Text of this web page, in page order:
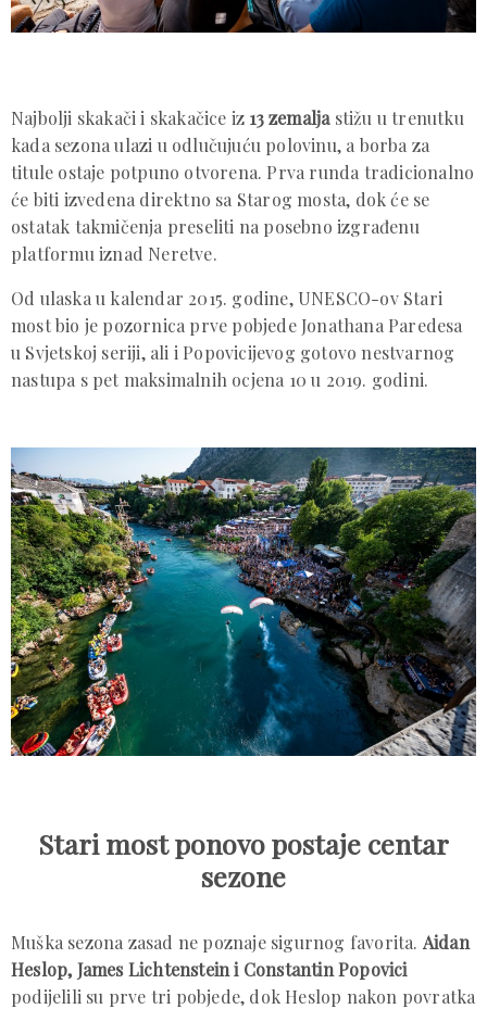
Najbolji skakači i skakačice iz 13 zemalja stižu u trenutku
kada sezona ulazi u odlučujuću polovinu, a borba za
titule ostaje potpuno otvorena. Prva runda tradicionalno
će biti izvedena direktno sa Starog mosta, dok će se
ostatak takmičenja preseliti na posebno izgrađenu
platformu iznad Neretve.
Od ulaska u kalendar 2015. godine, UNESCO-ov Stari
most bio je pozornica prve pobjede Jonathana Paredesa
u Svjetskoj seriji, ali i Popovicijevog gotovo nestvarnog
nastupa s pet maksimalnih ocjena 10 u 2019. godini.
Stari most ponovo postaje centar
sezone
Muška sezona zasad ne poznaje sigurnog favorita. Aidan
Heslop, James Lichtenstein i Constantin Popovici
podijelili su prve tri pobjede, dok Heslop nakon povratka